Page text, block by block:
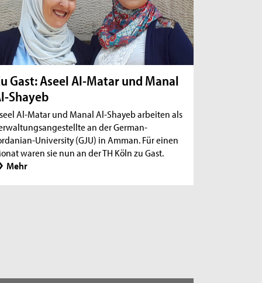
Gast: Aseel Al-Matar und Manal
Shayeb
Al-Matar und Manal Al-Shayeb arbeiten als
an der German-
University (GJU) in Amman. Für einen
waren sie nun an der TH Köln zu Gast.
Mehr